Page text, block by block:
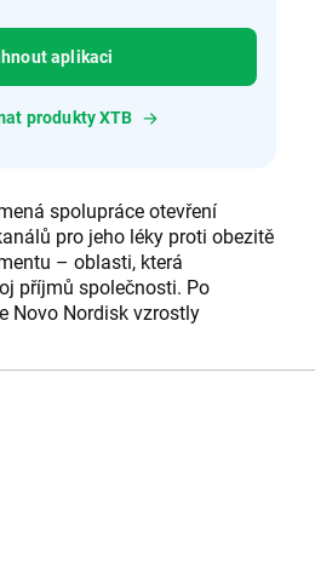
aplikaci
produkty XTB
spolupráce otevření
pro jeho léky proti obezitě
– oblasti, která
příjmů společnosti. Po
Novo Nordisk vzrostly